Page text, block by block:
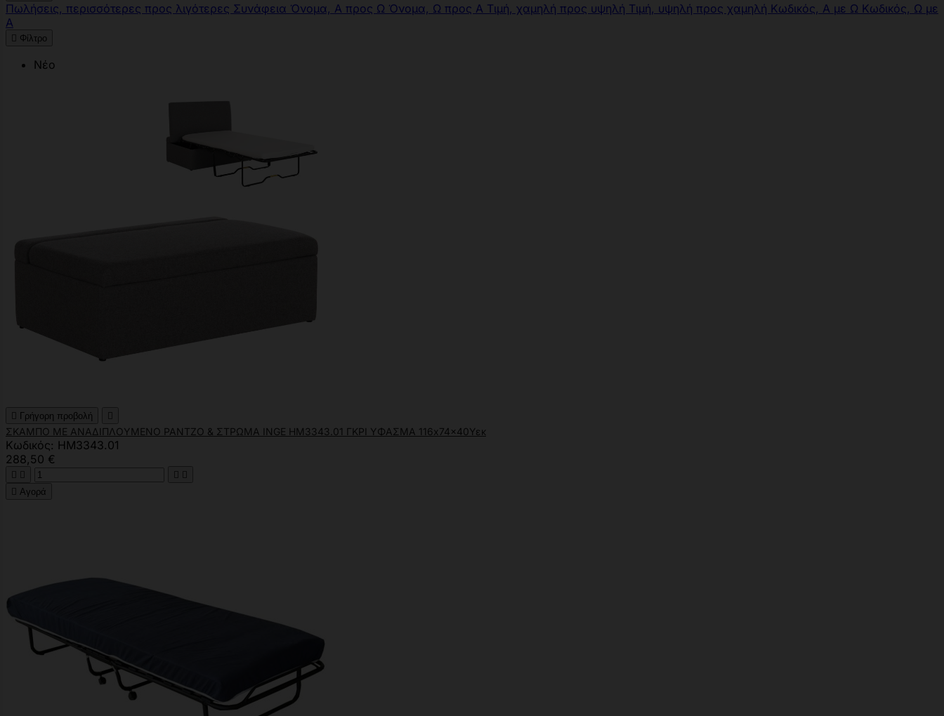
Πωλήσεις, περισσότερες προς λιγότερες Συνάφεια Όνομα, Α προς Ω Όνομα, Ω προς Α Τιμή, χαμηλή προς υψηλή Τιμή, υψηλή προς χαμηλή Κωδικός, Α με Ω Κωδικός, Ω με
Α
 Φίλτρο
Νέο
 Γρήγορη προβολή 
ΣΚΑΜΠΟ ΜΕ ΑΝΑΔΙΠΛΟΥΜΕΝΟ ΡΑΝΤΖΟ & ΣΤΡΩΜΑ INGE HM3343.01 ΓΚΡΙ ΥΦΑΣΜΑ 116x74x40Υεκ
Κωδικός: HM3343.01
288,50 €
   
 Αγορά